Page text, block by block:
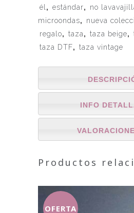
él , estándar, no
microondas, nueva
regalo, taza, taza beige,
taza DTF, taza vintage
INFO
Productos
OFERTA